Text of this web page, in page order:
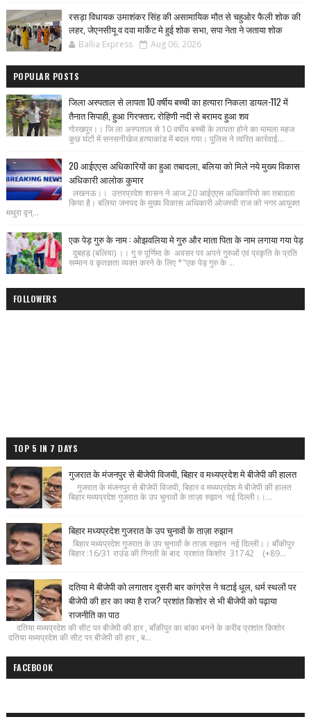
रसड़ा विधायक उमाशंकर सिंह की असामायिक मौत से चहुओर फैली शोक की
लहर, जेएनसीयू व दवा मार्केट मे हुई शोक सभा, सपा नेता ने जताया शोक
Ballia Express Aug 06, 2026
POPULAR POSTS
जिला अस्पताल से लापता 10 वर्षीय बच्ची का हत्यारा निकला डायल-112 में
तैनात सिपाही, हुआ गिरफ्तार; रोहिणी नदी से बरामद हुआ शव
गोरखपुर।। जि ला अस्पताल से 10 वर्षीय बच्ची के लापता होने का मामला महज
कुछ घंटों में सनसनीखेज हत्याकांड में बदल गया। पुलिस ने त्वरित कार्रवाई...
20 आईएएस अधिकारियों का हुआ तबादला, बलिया को मिले नये मुख्य विकास
अधिकारी आलोक कुमार
लखनऊ।। उत्तरप्रदेश शासन ने आज 20 आईएएस अधिकारियो का तबादला
किया है। बलिया जनपद के मुख्य विकास अधिकारी ओजस्वी राज को नगर आयुक्त
मथुरा वृन्...
एक पेड़ गुरु के नाम : ओझवलिया मे गुरु और माता पिता के नाम लगाया गया पेड़
दुबहड़ (बलिया) ।। गु रु पूर्णिमा के अवसर पर अपने गुरुओं एवं प्रकृति के प्रति
सम्मान व कृतज्ञता व्यक्त करने के लिए *"एक पेड़ गुरु के ...
FOLLOWERS
TOP 5 IN 7 DAYS
गुजरात के मंजनपुर से बीजेपी विजयी, बिहार व मध्यप्रदेश मे बीजेपी की हालत
गुजरात के मंजनपुर से बीजेपी विजयी, बिहार व मध्यप्रदेश मे बीजेपी की हालत
बिहार मध्यप्रदेश गुजरात के उप चुनावों के ताज़ा रुझान नई दिल्ली।।...
बिहार मध्यप्रदेश गुजरात के उप चुनावों के ताज़ा रुझान
बिहार मध्यप्रदेश गुजरात के उप चुनावों के ताज़ा रुझान नई दिल्ली।। बाँकीपुर
बिहार :16/31 राउंड की गिनती के बाद प्रशांत किशोर 31742 (+89...
दतिया मे बीजेपी को लगातार दूसरी बार कांग्रेस ने चटाई धूल, धर्म स्थलों पर
बीजेपी की हार का क्या है राज? प्रशांत किशोर से भी बीजेपी को पढ़ाया
राजनीति का पाठ
दतिया मध्यप्रदेश की सीट पर बीजेपी की हार , बाँकीपुर का बांका बनने के करीब प्रशांत किशोर
दतिया मध्यप्रदेश की सीट पर बीजेपी की हार , ब...
FACEBOOK